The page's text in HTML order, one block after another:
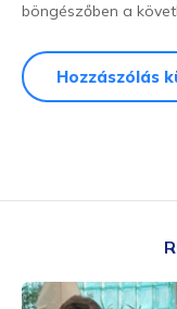
böngészőben a